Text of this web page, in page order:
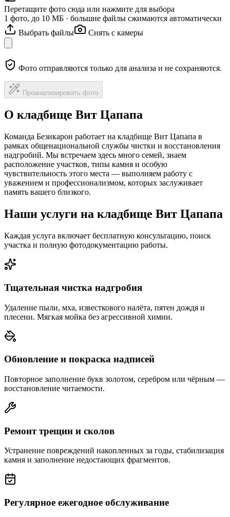
Перетащите фото сюда или нажмите для выбора
1 фото, до 10 МБ · большие файлы сжимаются автоматически
Выбрать файлы
Снять с камеры
Фото отправляются только для анализа и не сохраняются.
Проанализировать фото
О кладбище Вит Цапапа
Команда Безикарон работает на кладбище Вит Цапапа в
рамках общенациональной службы чистки и восстановления
надгробий. Мы встречаем здесь много семей, знаем
расположение участков, типы камня и особую
чувствительность этого места — выполняем работу с
уважением и профессионализмом, которых заслуживает
память вашего близкого.
Наши услуги на кладбище Вит Цапапа
Каждая услуга включает бесплатную консультацию, поиск
участка и полную фотодокументацию работы.
Тщательная чистка надгробия
Удаление пыли, мха, известкового налёта, пятен дождя и
плесени. Мягкая мойка без агрессивной химии.
Обновление и покраска надписей
Повторное заполнение букв золотом, серебром или чёрным —
восстановление читаемости.
Ремонт трещин и сколов
Устранение повреждений накопленных за годы, стабилизация
камня и заполнение недостающих фрагментов.
Регулярное ежегодное обслуживание